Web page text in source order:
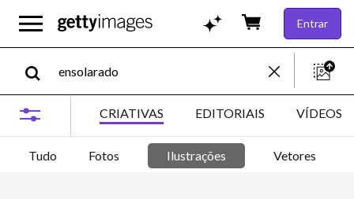
Entrar
CRIATIVAS EDITORIAIS VÍDEOS
Tudo Fotos Ilustrações Vetores